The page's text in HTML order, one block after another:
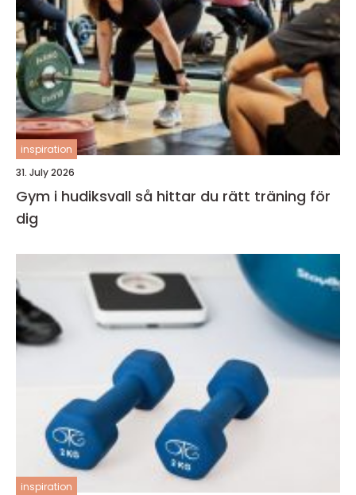
inspiration
31. July 2026
Gym i hudiksvall så hittar du rätt träning för
dig
inspiration